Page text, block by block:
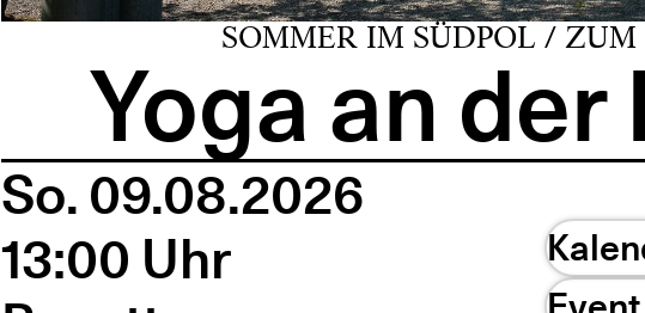
SOMMER IM SÜDPOL /
Yoga an der
So. 09.08.2026
13:00 Uhr